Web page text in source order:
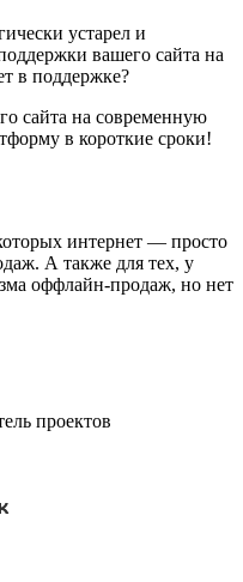
устарел и
вашего сайта на
в поддержке?
сайта на современную
в короткие сроки!
интернет — просто
А также для тех, у
оффлайн-продаж, но нет
проектов